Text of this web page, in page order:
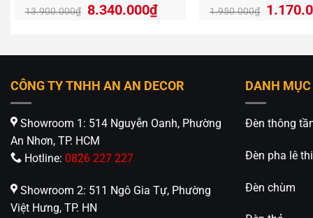
cách cổ
13.900.000₫
Giá
13.900.000₫.
8.340.000₫Giá
hiện
là:
1.950.000₫
Giá
CÔNG TY TNHH AN AN DECOR
Showroom 1: 514 Nguyễn Oanh, Phường
An Nhơn, TP. HCM
Hotline: 0826 227 227
Showroom 2: 511 Ngô Gia Tự, Phường
Việt Hưng, TP. HN
DANH
Đèn thông
Đèn pha lê
Đèn chùm